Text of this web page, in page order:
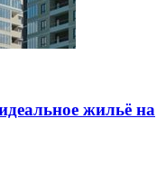
жильё на